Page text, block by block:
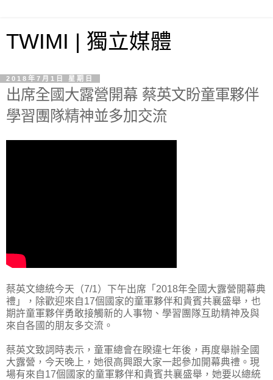
TWIMI | 獨立媒體
2018年7月1日 星期日
出席全國大露營開幕 蔡英文盼童軍夥伴
學習團隊精神並多加交流
蔡英文總統今天（7/1）下午出席「2018年全國大露營開幕典
禮」，除歡迎來自17個國家的童軍夥伴和貴賓共襄盛舉，也
期許童軍夥伴勇敢接觸新的人事物、學習團隊互助精神及與
來自各國的朋友多交流。
蔡英文致詞時表示，童軍總會在睽違七年後，再度舉辦全國
大露營，今天晚上，她很高興跟大家一起參加開幕典禮。現
場有來自17個國家的童軍夥伴和貴賓共襄盛舉，她要以總統